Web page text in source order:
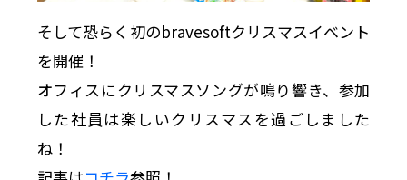
そして恐らく初のbravesoftクリスマスイベント
を開催！
オフィスにクリスマスソングが鳴り響き、参加
した社員は楽しいクリスマスを過ごしました
ね！